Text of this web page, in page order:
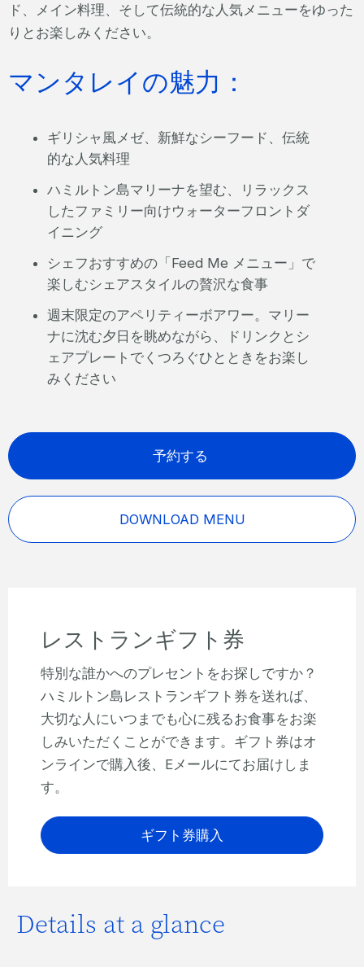
ド、メイン料理、そして伝統的な人気メニューをゆった
りとお楽しみください。
マンタレイの魅力：
ギリシャ風メゼ、新鮮なシーフード、伝統
的な人気料理
ハミルトン島マリーナを望む、リラックス
したファミリー向けウォーターフロントダ
イニング
シェフおすすめの「Feed Me メニュー」で
楽しむシェアスタイルの贅沢な食事
週末限定のアペリティーボアワー。マリー
ナに沈む夕日を眺めながら、ドリンクとシ
ェアプレートでくつろぐひとときをお楽し
みください
予約する
DOWNLOAD MENU
レストランギフト券
特別な誰かへのプレセントをお探しですか？
ハミルトン島レストランギフト券を送れば、
大切な人にいつまでも心に残るお食事をお楽
しみいただくことができます。ギフト券はオ
ンラインで購入後、Eメールにてお届けしま
す。
ギフト券購入
Details at a glance